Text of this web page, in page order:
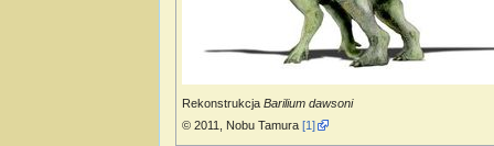
RekonstrukcjaBarilium dawsoni
© 2011, Nobu Tamura[1]